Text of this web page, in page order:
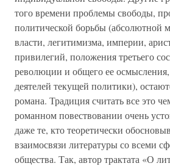
того времени проблемы свободы,
политической борьбы (абсолютной
власти, легитимизма, империи,
привилегий, положения третьего
революции и общего ее
деятелей текущей политики),
романа. Традиция считать все это
романном повествовании очень
даже те, кто теоретически
взаимосвязи литературы со всеми
общества. Так, автор трактата «О